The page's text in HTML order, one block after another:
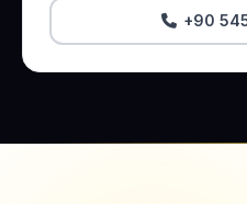
+90